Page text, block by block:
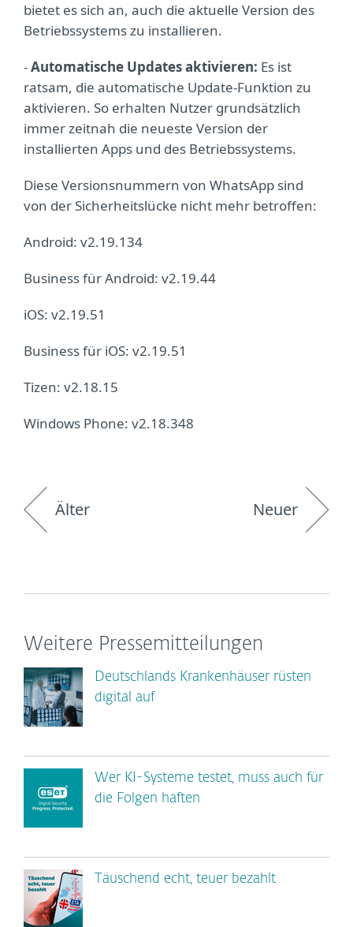
bietet es sich an, auch die aktuelle Version des
Betriebssystems zu installieren.
-Automatische Updates aktivieren: Es ist
ratsam, die automatische Update-Funktion zu
aktivieren. So erhalten Nutzer grundsätzlich
immer zeitnah die neueste Version der
installierten Apps und des Betriebssystems.
Diese Versionsnummern von WhatsApp sind
von der Sicherheitslücke nicht mehr betroffen:
Android: v2.19.134
Business für Android: v2.19.44
iOS: v2.19.51
Business für iOS: v2.19.51
Tizen: v2.18.15
Windows Phone: v2.18.348
Älter Neuer
Weitere Pressemitteilungen
Deutschlands Krankenhäuser rüsten
digital auf
Wer KI-Systeme testet, muss auch für
die Folgen haften
Täuschend echt, teuer bezahlt